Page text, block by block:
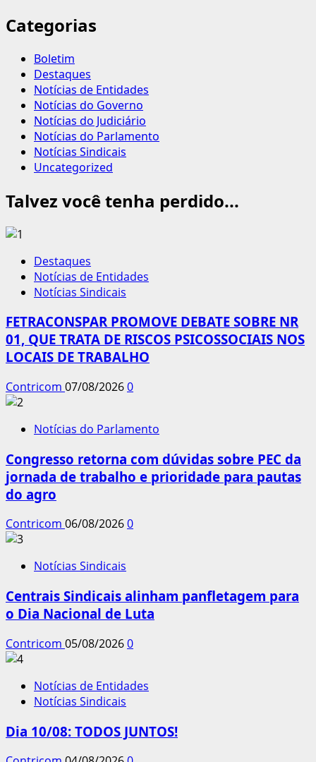
Categorias
Boletim
Destaques
Notícias de Entidades
Notícias do Governo
Notícias do Judiciário
Notícias do Parlamento
Notícias Sindicais
Uncategorized
Talvez você tenha perdido...
Destaques
Notícias de Entidades
Notícias Sindicais
FETRACONSPAR PROMOVE DEBATE SOBRE NR
01, QUE TRATA DE RISCOS PSICOSSOCIAIS NOS
LOCAIS DE TRABALHO
Contricom 07/08/20260
Notícias do Parlamento
Congresso retorna com dúvidas sobre PEC da
jornada de trabalho e prioridade para pautas
do agro
Contricom 06/08/20260
Notícias Sindicais
Centrais Sindicais alinham panfletagem para
o Dia Nacional de Luta
Contricom 05/08/20260
Notícias de Entidades
Notícias Sindicais
Dia 10/08: TODOS JUNTOS!